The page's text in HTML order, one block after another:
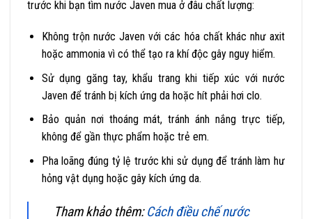
trước khi bạn tìm nước Javen mua ở đâu chất lượng:
Không trộn nước Javen với các hóa chất khác như axit
hoặc ammonia vì có thể tạo ra khí độc gây nguy hiểm.
Sử dụng găng tay, khẩu trang khi tiếp xúc với nước
Javen để tránh bị kích ứng da hoặc hít phải hơi clo.
Bảo quản nơi thoáng mát, tránh ánh nắng trực tiếp,
không để gần thực phẩm hoặc trẻ em.
Pha loãng đúng tỷ lệ trước khi sử dụng để tránh làm hư
hỏng vật dụng hoặc gây kích ứng da.
Tham khảo thêm:Cách điều chế nước